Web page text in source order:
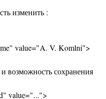
изменить :
value="A. V. Komlni">
возможность сохранения
value="...">